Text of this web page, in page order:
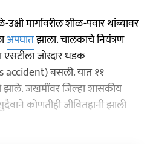
मार्गावरील शीळ-पवार थांब्यावर
अपघातझाला. चालकाचे नियंत्रण
जोरदार धडक
बसली. यात ११
झाले. जखमींवर जिल्हा शासकीय
कोणतीही जीवितहानी झाली